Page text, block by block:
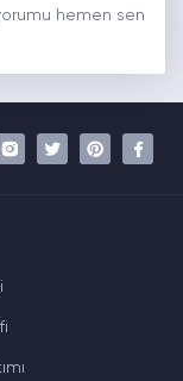
hemen sen